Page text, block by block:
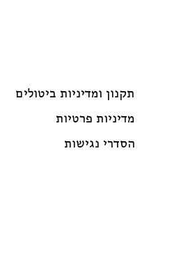
תקנון ומדיניות ביטולים
מדיניות פרטיות
הסדרי נגישות